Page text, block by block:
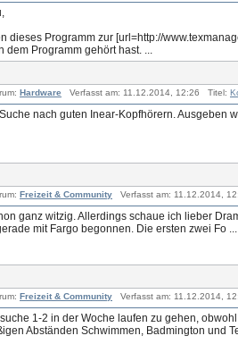
dieses Programm zur [url=http://
dem Programm gehört hast. ...
Hardware Verfasst am: 11.12.2014, 12:26 Titel:
nach guten Inear-Kopfhörern. Ausgeben
Freizeit & Community Verfasst am: 11.12.2014,
ganz witzig. Allerdings schaue ich lieber
mit Fargo begonnen. Die ersten zwei Fo ...
Freizeit & Community Verfasst am: 11.12.2014,
1-2 in der Woche laufen zu gehen,
Abständen Schwimmen, Badmington und